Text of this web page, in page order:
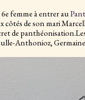
femme à entrer au
côtés de son mari
de
Gaulle-